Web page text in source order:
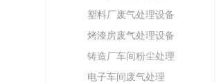
塑料厂废气处理设备
烤漆房废气处理设备
铸造厂车间粉尘处理
电子车间废气处理